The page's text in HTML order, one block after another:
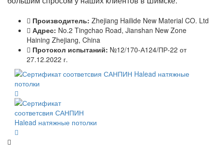
Производитель: Zhejiang Hailide New Material CO. Ltd
Адрес: No.2 Tingchao Road, Jianshan New Zone
Haining Zhejiang, China
Протокол испытаний: №12/170-А124/ПР-22 от
27.12.2022 г.